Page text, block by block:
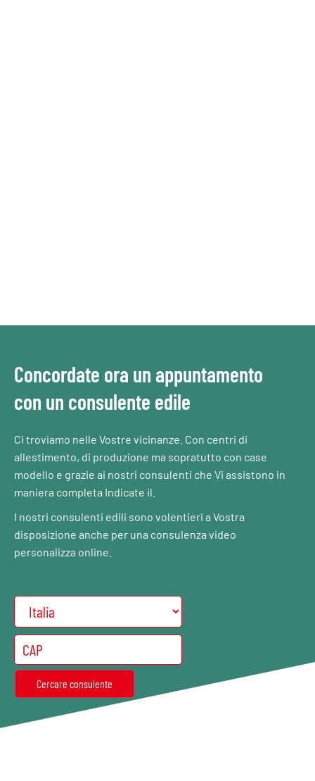
Concordate ora un appuntamento
con un consulente edile
Ci troviamo nelle Vostre vicinanze. Con centri di
allestimento, di produzione ma sopratutto con case
modello e grazie ai nostri consulenti che Vi assistono in
maniera completa Indicate il.
I nostri consulenti edili sono volentieri a Vostra
disposizione anche per una consulenza video
personalizza online.